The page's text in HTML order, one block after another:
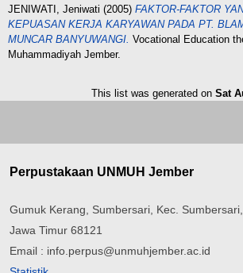
JENIWATI, Jeniwati (2005) FAKTOR-FAKTOR
KEPUASAN KERJA KARYAWAN PADA PT.
MUNCAR BANYUWANGI. Vocational Education
Muhammadiyah Jember.
This list was generated on Sat
Perpustakaan UNMUH Jember
Gumuk Kerang, Sumbersari, Kec.
Jawa Timur 68121
Email : info.perpus@unmuhjember.ac.id